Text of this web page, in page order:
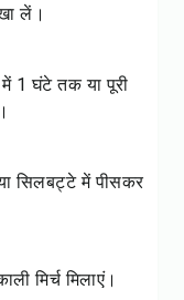
लें।
1 घंटे तक या पूरी
सिलबट्टे में पीसकर
मिर्च मिलाएं।